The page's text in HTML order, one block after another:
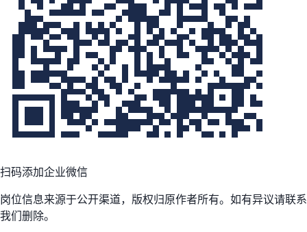
扫码添加企业微信
岗位信息来源于公开渠道，版权归原作者所有。如有异议请联系
我们删除。